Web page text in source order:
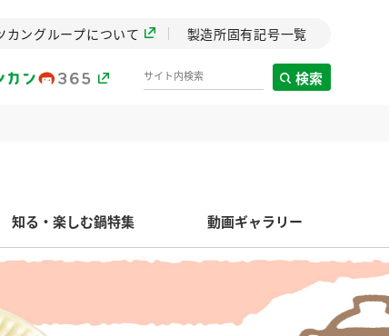
ミ
。
カングループについて 製造所固有記号一覧
検索
知る・楽しむ鍋特集 動画ギャラリー